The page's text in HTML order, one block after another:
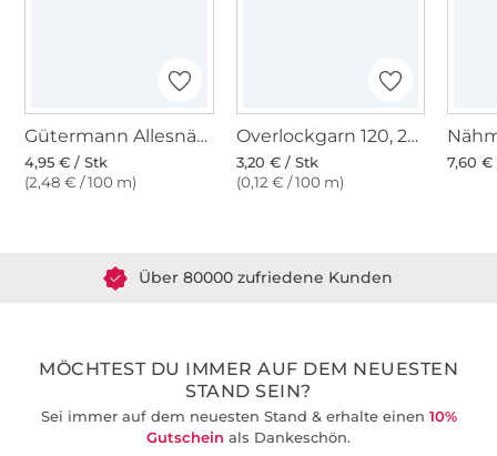
Gütermann Allesnäher (283) kallistogrün
4,95 € / Stk
(2,48 € / 100 m)
Overlockgarn 120, 2740 m, olive
3,20 € / Stk
(0,12 € / 100 m)
7,60 €
Über 80000 zufriedene Kunden
MÖCHTEST DU IMMER AUF DEM NEUESTEN
STAND SEIN?
Sei immer auf dem neuesten Stand & erhalte einen 10%
Gutschein als Dankeschön.